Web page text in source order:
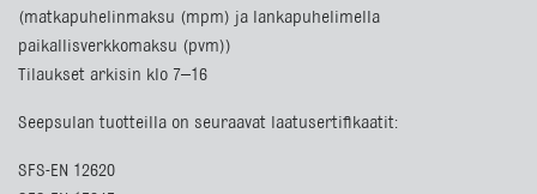
(matkapuhelinmaksu (mpm) ja lankapuhelimella
paikallisverkkomaksu (pvm))
Tilaukset arkisin klo 7–16
Seepsulan tuotteilla on seuraavat laatusertifikaatit:
SFS-EN 12620